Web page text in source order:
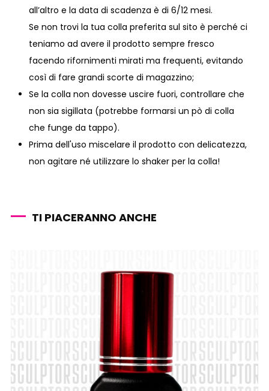
all’altro e la data di scadenza è di 6/12 mesi.
Se non trovi la tua colla preferita sul sito è perché ci
teniamo ad avere il prodotto sempre fresco
facendo rifornimenti mirati ma frequenti, evitando
così di fare grandi scorte di magazzino;
Se la colla non dovesse uscire fuori, controllare che
non sia sigillata (potrebbe formarsi un pò di colla
che funge da tappo).
Prima dell'uso miscelare il prodotto con delicatezza,
non agitare né utilizzare lo shaker per la colla!
TI PIACERANNO ANCHE